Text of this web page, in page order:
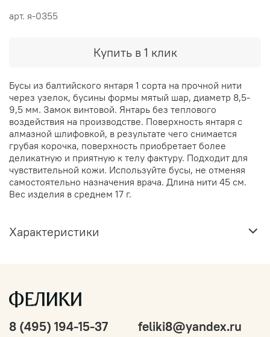
арт. я-0355
Купить в 1 клик
Бусы из балтийского янтаря 1 сорта на прочной нити
через узелок, бусины формы мятый шар, диаметр 8,5-
9,5 мм. Замок винтовой. Янтарь без теплового
воздействия на производстве. Поверхность янтаря с
алмазной шлифовкой, в результате чего снимается
грубая корочка, поверхность приобретает более
деликатную и приятную к телу фактуру. Подходит для
чувствительной кожи. Используйте бусы, не отменяя
самостоятельно назначения врача. Длина нити 45 см.
Вес изделия в среднем 17 г.
Характеристики
8 (495) 194-15-37 feliki8@yandex.ru